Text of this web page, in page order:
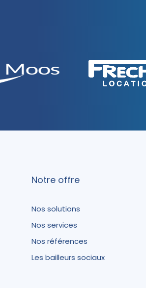
Notre offre
Nos solutions
Nos services
Nos références
Les bailleurs sociaux